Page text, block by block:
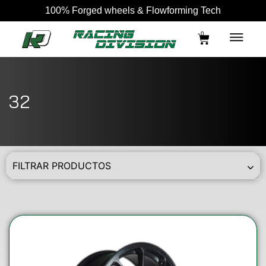
100% Forged wheels & Flowforming Tech
0
32
FILTRAR PRODUCTOS